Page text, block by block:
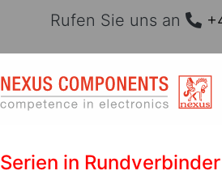
Rufen Sie uns an
Serien in